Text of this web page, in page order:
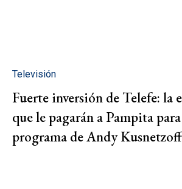
Televisión
Fuerte inversión de Telefe: la
que le pagarán a Pampita
programa de Andy Kusnetzoff